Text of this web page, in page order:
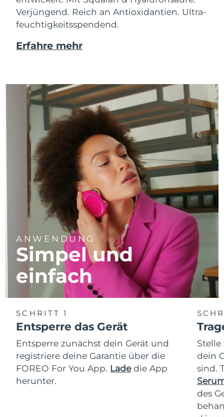
Verjüngend. Reich an Antioxidantien. Ultra-
feuchtigkeitsspendend.
Erfahre mehr
ANWENDUNG
Simpel und
einfach
SCHRITT 1
Entsperre das Gerät
Entsperre zunächst dein Gerät und
registriere deine Garantie über die
FOREO For You App. Ladedie App
herunter.
Stelle
dein
sind.
des